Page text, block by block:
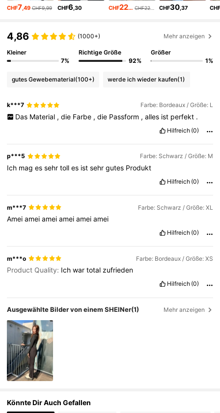
4,84 2M Follower
4,84
4,84 2M Follower
2M Follower
CHF7 ,49 CHF9,99 CHF6 ,30 CHF22,49 CHF22,70 CHF30,37 CHF
4,86 (1000+) Mehr anzeigen
Kleiner
7%
Richtige Größe
92%
Größer
1%
gutes Gewebematerial(100+) werde ich wieder kaufen(1)
k***7 Farbe: Bordeaux / Größe: L
Das Material , die Farbe , die Passform , alles ist perfekt .
Hilfreich (0)
p***5 Farbe: Schwarz / Größe: M
Ich magessehrtolles istsehrgutes Produkt
Hilfreich (0)
m***7 Farbe: Schwarz / Größe: XL
Ameiameiameiameiameiamei
Hilfreich (0)
m***o Farbe: Bordeaux / Größe: XS
Product Quality: Ichwartotal zufrieden
Hilfreich (0)
Ausgewählte Bilder von einem SHEINer(1) Mehr anzeigen
Könnte Dir Auch Gefallen